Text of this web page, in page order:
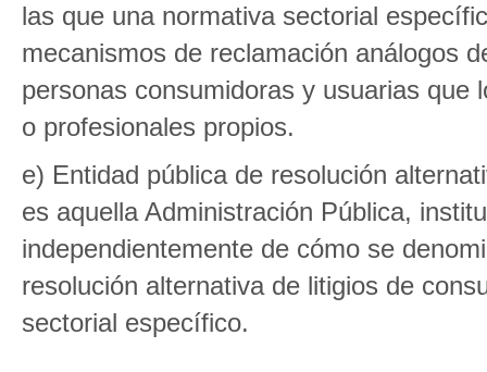
las que una normativa sectorial
mecanismos de reclamación análogos
personas consumidoras y usuarias que
o profesionales propios.
e) Entidad pública de resolución
es aquella Administración Pública,
independientemente de cómo se
resolución alternativa de litigios de
sectorial específico.